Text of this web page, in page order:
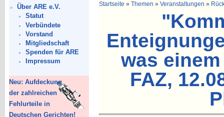
Über ARE e.V.
Statut
Verbündete
Vorstand
Mitgliedschaft
Spenden für ARE
Impressum
Neu: Aufdeckung
der zahlreichen
Fehlurteile in
Deutschen Gerichten!
Startseite » Themen » Veranstaltungen »
was
FAZ,